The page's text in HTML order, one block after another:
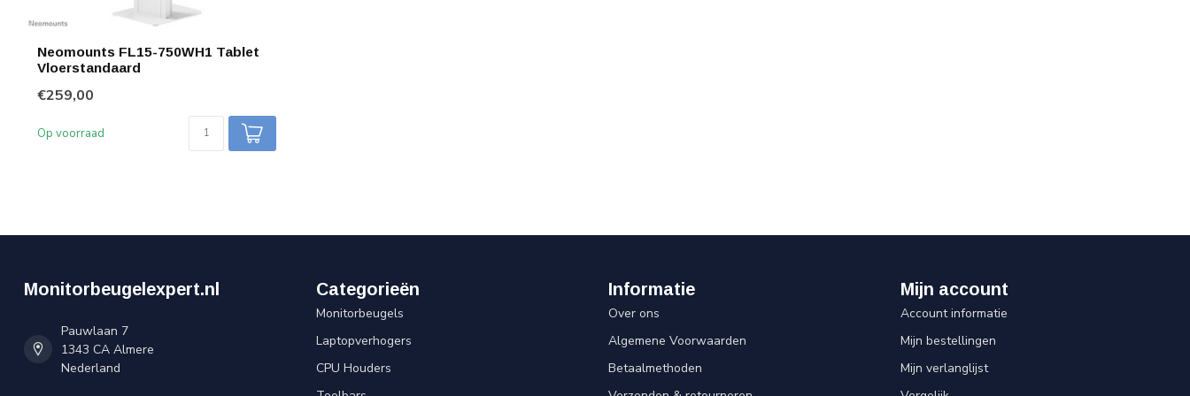
Neomounts FL15-750WH1 Tablet
Vloerstandaard
€259,00
Op voorraad
Monitorbeugelexpert.nl
Pauwlaan 7
1343 CA Almere
Nederland
Categorieën
Monitorbeugels
Laptopverhogers
CPU Houders
Informatie
Over ons
Algemene Voorwaarden
Betaalmethoden
Mijn account
Account informatie
Mijn bestellingen
Mijn verlanglijst